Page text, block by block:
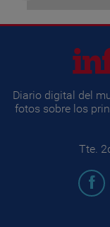
Diario digital del
fotos sobre los
Tte.